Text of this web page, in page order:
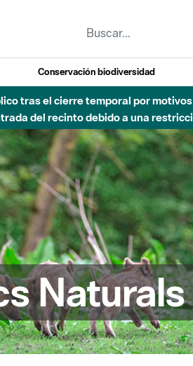
Conservación biodiversidad
tras el cierre temporal por
del recinto debido a una
Naturals